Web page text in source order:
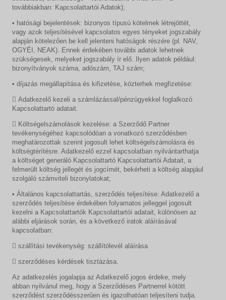
továbbiakban: Kapcsolattartói Adatok);
• hatósági bejelentések: bizonyos típusú kötelmek létrejöttét,
vagy azok teljesítésével kapcsolatos egyes tényeket jogszabály
alapján kötelezően be kell jelenteni hatóságok részére (pl. NAV,
OGYÉI, NEAK). Ennek érdekében további adatok lehetnek
szükségesek, melyeket jogszabály ír elő. Ilyen adatok például:
bizonyítványok száma, adószám, TAJ szám;
• díjazás megállapítása és kifizetése, közterhek megfizetése:
 Adatkezelő kezeli a számlázással/pénzügyekkel foglalkozó
Kapcsolattartó adatait.
 Költségelszámolások kezelése: a Szerződő Partner
tevékenységéhez kapcsolódóan a vonatkozó szerződésben
meghatározottak szerint jogosult lehet költségelszámolásra és
költségtérítésre. Adatkezelő ezzel kapcsolatban nyilvántarthatja
a költséget generáló Kapcsolattartó Kapcsolattartói Adatait, a
felmerült költség jellegét és jogcímét, bekérheti a költség alapjául
szolgáló számviteli bizonylatokat;
• Általános kapcsolattartás, szerződés teljesítése: Adatkezelő a
szerződés teljesítése érdekében folyamatos jelleggel jogosult
kezelni a Kapcsolattartók Kapcsolattartói adatait, különösen az
alábbi eljárások során, és a következő iratok aláírásával
kapcsolatban:
 szállítási tevékenység: szállítólevél aláírása
 szerződéses kérdések tisztázása.
Az adatkezelés jogalapja az Adatkezelő jogos érdeke, mely
abban nyilvánul meg, hogy a Szerződéses Partnerrel kötött
szerződést szerződésszerűen és igazolhatóan teljesíteni tudja.